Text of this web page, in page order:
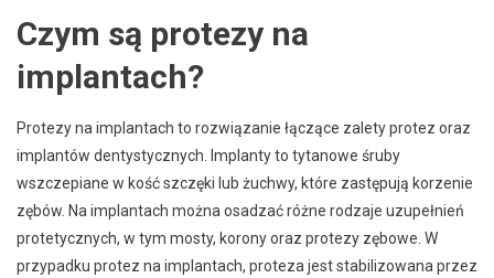
Czym są protezy na
implantach?
Protezy na implantach to rozwiązanie łączące zalety protez oraz
implantów dentystycznych. Implanty to tytanowe śruby
wszczepiane w kość szczęki lub żuchwy, które zastępują korzenie
zębów. Na implantach można osadzać różne rodzaje uzupełnień
protetycznych, w tym mosty, korony oraz protezy zębowe. W
przypadku protez na implantach, proteza jest stabilizowana przez